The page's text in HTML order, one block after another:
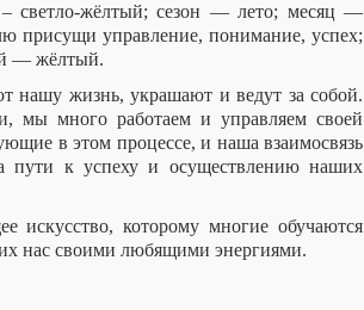
светло-жёлтый; сезон — лето; месяц —
присущи управление, понимание, успех;
— жёлтый.
нашу жизнь, украшают и ведут за собой.
мы много работаем и управляем своей
в этом процессе, и наша взаимосвязь
к успеху и осуществлению наших
искусство, которому многие обучаются
нас своими любящими энергиями.